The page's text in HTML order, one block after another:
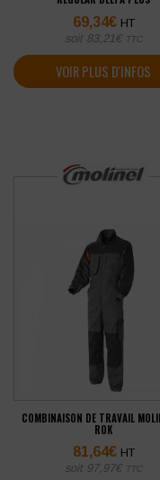
69,34€ HT
soit 83,21 € TTC
VOIR PLUS D'INFOS
COMBINAISON DE TRAVAIL
ROK
81,64€ HT
soit 97,97€ TTC